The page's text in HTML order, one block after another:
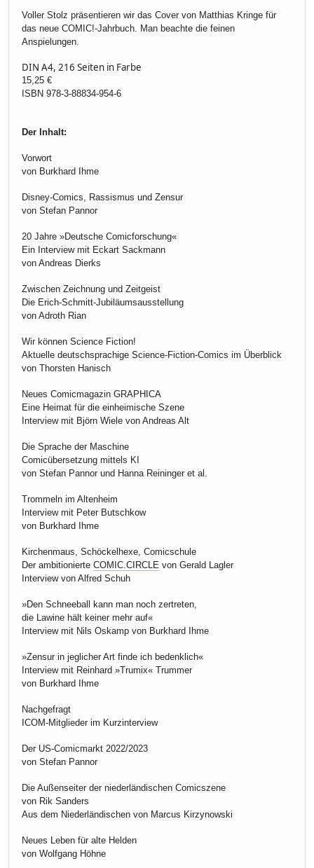
Voller Stolz präsentieren wir das Cover von Matthias Kringe für
das neue COMIC!-Jahrbuch. Man beachte die feinen
Anspielungen.
DIN A4, 216 Seiten in Farbe
15,25 €
ISBN 978-3-88834-954-6
Der Inhalt:
Vorwort
von Burkhard Ihme
Disney-Comics, Rassismus und Zensur
von Stefan Pannor
20 Jahre »Deutsche Comicforschung«
Ein Interview mit Eckart Sackmann
von Andreas Dierks
Zwischen Zeichnung und Zeitgeist
Die Erich-Schmitt-Jubiläumsausstellung
von Adroth Rian
Wir können Science Fiction!
Aktuelle deutschsprachige Science-Fiction-Comics im Überblick
von Thorsten Hanisch
Neues Comicmagazin GRAPHICA
Eine Heimat für die einheimische Szene
Interview mit Björn Wiele von Andreas Alt
Die Sprache der Maschine
Comicübersetzung mittels KI
von Stefan Pannor und Hanna Reininger et al.
Trommeln im Altenheim
Interview mit Peter Butschkow
von Burkhard Ihme
Kirchenmaus, Schöckelhexe, Comicschule
Der ambitionierte COMIC.CIRCLE von Gerald Lagler
Interview von Alfred Schuh
»Den Schneeball kann man noch zertreten,
die Lawine hält keiner mehr auf«
Interview mit Nils Oskamp von Burkhard Ihme
»Zensur in jeglicher Art finde ich bedenklich«
Interview mit Reinhard »Trumix« Trummer
von Burkhard Ihme
Nachgefragt
ICOM-Mitglieder im Kurzinterview
Der US-Comicmarkt 2022/2023
von Stefan Pannor
Die Außenseiter der niederländischen Comicszene
von Rik Sanders
Aus dem Niederländischen von Marcus Kirzynowski
Neues Leben für alte Helden
von Wolfgang Höhne